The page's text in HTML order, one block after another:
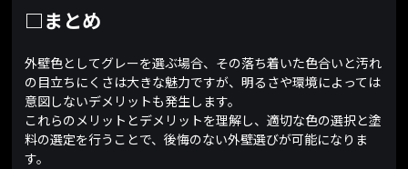
□まとめ
外壁色としてグレーを選ぶ場合、その落ち着いた色合いと汚れ
の目立ちにくさは大きな魅力ですが、明るさや環境によっては
意図しないデメリットも発生します。
これらのメリットとデメリットを理解し、適切な色の選択と塗
料の選定を行うことで、後悔のない外壁選びが可能になりま
す。